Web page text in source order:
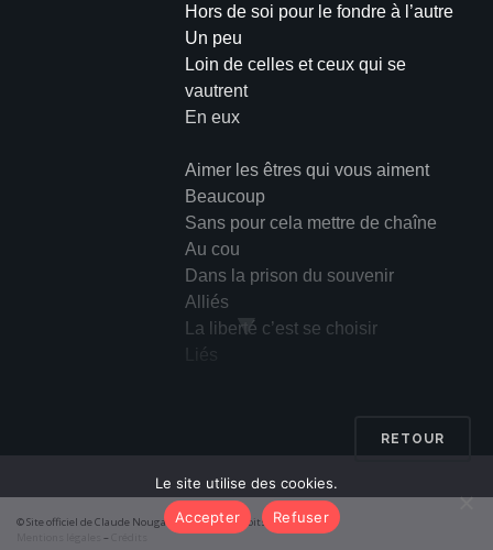
Hors de soi pour le fondre à l’autre
Un peu
Loin de celles et ceux qui se
vautrent
En eux
Aimer les êtres qui vous aiment
Beaucoup
Sans pour cela mettre de chaîne
Au cou
Dans la prison du souvenir
Alliés
La liberté c’est se choisir
Liés
Dehors
Ce n’est pas un cours de morale
Non, non
▼
RETOUR
© Site officiel de Claude Nougaro 2026 – Tous droits réservés
–
Le site utilise des cookies.
Accepter
Refuser